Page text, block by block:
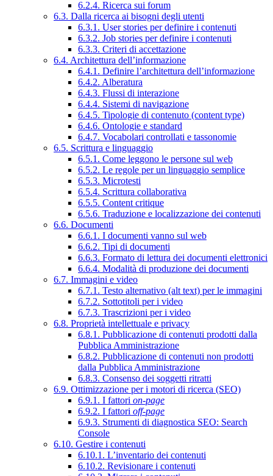
6.2.4. Ricerca sui forum
6.3. Dalla ricerca ai bisogni degli utenti
6.3.1. User stories per definire i contenuti
6.3.2. Job stories per definire i contenuti
6.3.3. Criteri di accettazione
6.4. Architettura dell’informazione
6.4.1. Definire l’architettura dell’informazione
6.4.2. Alberatura
6.4.3. Flussi di interazione
6.4.4. Sistemi di navigazione
6.4.5. Tipologie di contenuto (content type)
6.4.6. Ontologie e standard
6.4.7. Vocabolari controllati e tassonomie
6.5. Scrittura e linguaggio
6.5.1. Come leggono le persone sul web
6.5.2. Le regole per un linguaggio semplice
6.5.3. Microtesti
6.5.4. Scrittura collaborativa
6.5.5. Content critique
6.5.6. Traduzione e localizzazione dei contenuti
6.6. Documenti
6.6.1. I documenti vanno sul web
6.6.2. Tipi di documenti
6.6.3. Formato di lettura dei documenti elettronici
6.6.4. Modalità di produzione dei documenti
6.7. Immagini e video
6.7.1. Testo alternativo (alt text) per le immagini
6.7.2. Sottotitoli per i video
6.7.3. Trascrizioni per i video
6.8. Proprietà intellettuale e privacy
6.8.1. Pubblicazione di contenuti prodotti dalla
Pubblica Amministrazione
6.8.2. Pubblicazione di contenuti non prodotti
dalla Pubblica Amministrazione
6.8.3. Consenso dei soggetti ritratti
6.9. Ottimizzazione per i motori di ricerca (SEO)
6.9.1. I fattori on-page
6.9.2. I fattori off-page
6.9.3. Strumenti di diagnostica SEO: Search
Console
6.10. Gestire i contenuti
6.10.1. L’inventario dei contenuti
6.10.2. Revisionare i contenuti